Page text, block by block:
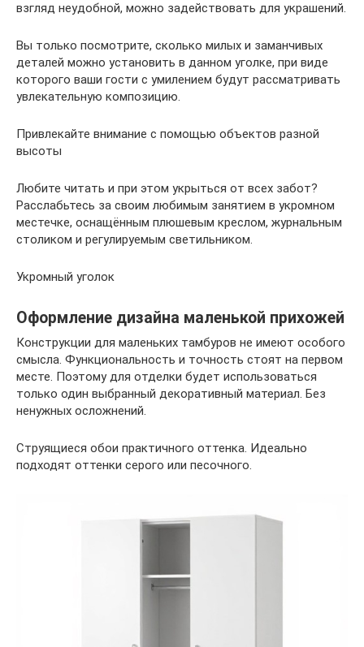
взгляд неудобной, можно задействовать для украшений.
Вы только посмотрите, сколько милых и заманчивых
деталей можно установить в данном уголке, при виде
которого ваши гости с умилением будут рассматривать
увлекательную композицию.
Привлекайте внимание с помощью объектов разной
высоты
Любите читать и при этом укрыться от всех забот?
Расслабьтесь за своим любимым занятием в укромном
местечке, оснащённым плюшевым креслом, журнальным
столиком и регулируемым светильником.
Укромный уголок
Оформление дизайна маленькой прихожей
Конструкции для маленьких тамбуров не имеют особого
смысла. Функциональность и точность стоят на первом
месте. Поэтому для отделки будет использоваться
только один выбранный декоративный материал. Без
ненужных осложнений.
Струящиеся обои практичного оттенка. Идеально
подходят оттенки серого или песочного.